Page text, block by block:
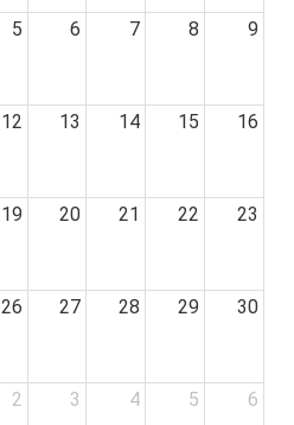
5 6 7 8 9
12 13 14 15 16
19 20 21 22 23
26 27 28 29 30
2 3 4 5 6